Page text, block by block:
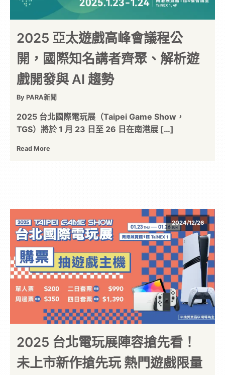
2025 亞太遊戲高峰會議程公
開，國際知名講者齊聚、解析遊
戲開發與 AI 趨勢
By PARA新聞
2025 台北國際電玩展（Taipei Game Show，
TGS）將於 1 月 23 日至 26 日在南港展 […]
Read More
2024/12/26
2025 台北電玩展陣容搶先看！
未上市新作搶先玩 熱門遊戲限量